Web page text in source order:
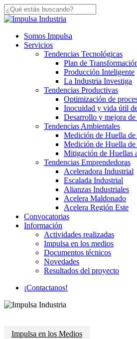
Skip
to
content
Close
Menu
Somos Impulsa
Servicios
Tendencias Tecnológicas
Plan de
Producción Inteligente
La Industria Investiga
Tendencias Productivas
Optimización de
Inocuidad y vida útil
Desarrollo y mejora
Tendencias Ambientales
Medición de Huella de
Medición de Huella
Mitigación de Huellas
Tendencias Emprendedoras
Aceleradora Industrial
Escalada Industrial
Alianzas Industriales
Acelera Maldonado
Acelera Región Este
Convocatorias
Información
Actividades realizadas
Impulsa en los medios
Documentos técnicos
Novedades
Resultados del proyecto
¡Contactanos!
Impulsa en los Medios